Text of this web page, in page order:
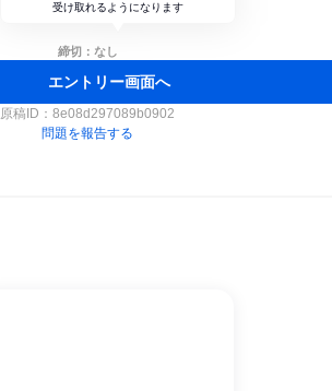
受け取れるようになります
締切：なし
エントリー画面へ
原稿ID： 8e08d297089b0902
問題を報告する